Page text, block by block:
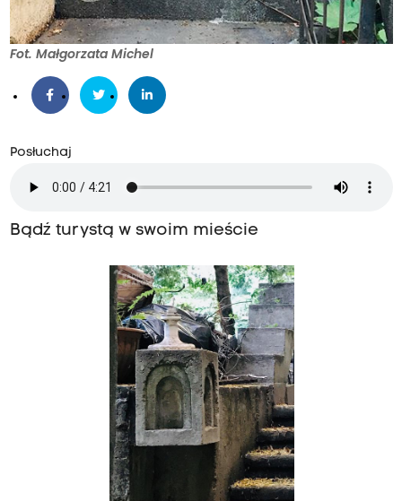
Fot. Małgorzata Michel
Posłuchaj
Bądź turystą w swoim mieście